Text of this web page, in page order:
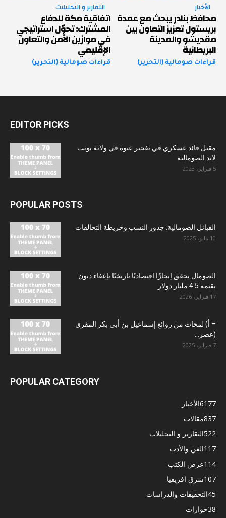
الأخبار
محافظ بنادر يبحث مع عمدة
بريستول تعزيز التعاون بين
مقديشو والمدينة
البريطانية
قراءات صومالية (التحرير)
التقارير و التحليلات
اتفاقية مكة للدفاع
المشترك: تحوّل استراتيجي
في موازين الأمن والتعاون
الإقليمي
قراءات صومالية (التحرير)
EDITOR PICKS
مقتل قائد عسكري في تفجير عبوة في ولاية بونت
لاند الصومالية
5 فبراير، 2023
POPULAR POSTS
القبائل الصومالية: جذور النسب وخريطة التحالفات
10 مايو، 2025
الصومال يحقق إنجازًا اقتصاديًا تاريخيًا بإعفاء ديون
بقيمة 4.5 مليار دولار
17 فبراير، 2026
– أ) لمحات من روائع إسماعيل بن أبي بكر المقري
(عصر...
7 فبراير، 2025
POPULAR CATEGORY
الأخبار6177
مقالات837
التقارير و التحليلات522
الفن والأدب117
عرض الكتب114
شرق افريقيا107
التحقيقات والدراسات45
حوارات38